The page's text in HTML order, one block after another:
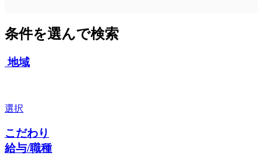
条件を選んで検索
地域
選択
こだわり
給与/職種